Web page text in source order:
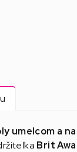
umelcom a
Brit